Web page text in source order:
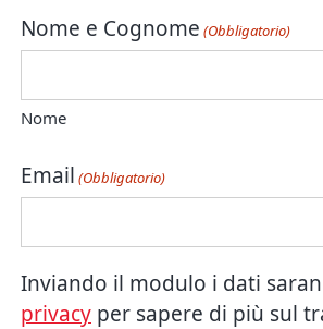
Nome e Cognome (Obbligatorio)
Nome
Email (Obbligatorio)
Inviando il modulo i dati
privacy per sapere di più sul